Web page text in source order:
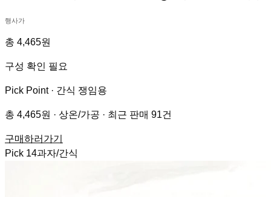
행사가
총 4,465원
구성 확인 필요
Pick Point · 간식 쟁임용
총 4,465원 · 상온/가공 · 최근 판매 91건
구매하러가기
Pick 14과자/간식